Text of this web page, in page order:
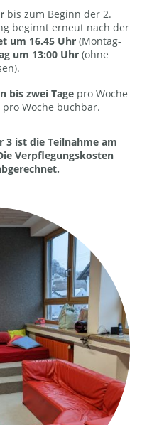
bis zum Beginn der 2.
beginnt erneut nach der
um 16.45 Uhr (Montag-
um 13:00 Uhr (ohne
bis zwei Tage pro Woche
pro Woche buchbar.
3 ist die Teilnahme am
Verpflegungskosten